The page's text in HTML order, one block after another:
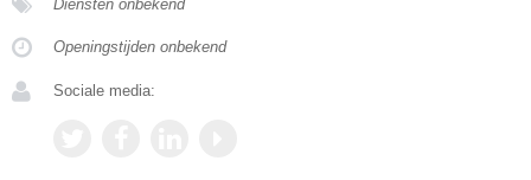
Diensten onbekend
Openingstijden onbekend
Sociale media: